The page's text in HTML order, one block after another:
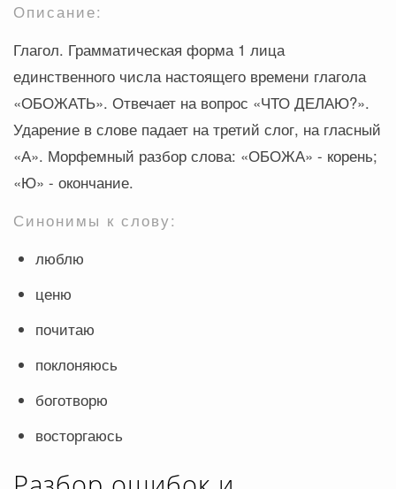
Описание:
Глагол. Грамматическая форма 1 лица
единственного числа настоящего времени глагола
«ОБОЖАТЬ». Отвечает на вопрос «ЧТО ДЕЛАЮ?».
Ударение в слове падает на третий слог, на гласный
«А». Морфемный разбор слова: «ОБОЖА» - корень;
«Ю» - окончание.
Синонимы к слову:
люблю
ценю
почитаю
поклоняюсь
боготворю
восторгаюсь